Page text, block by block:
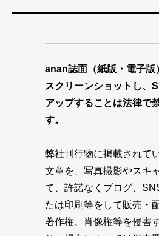
anan誌面（紙版・電子版
スクリーンショットし、
アップすることは法律で
す。
弊社刊行物に掲載されて
文章を、写真撮影やスキ
て、許諾なくブログ、
たは印刷等をして販売・
著作権、肖像権等を侵害